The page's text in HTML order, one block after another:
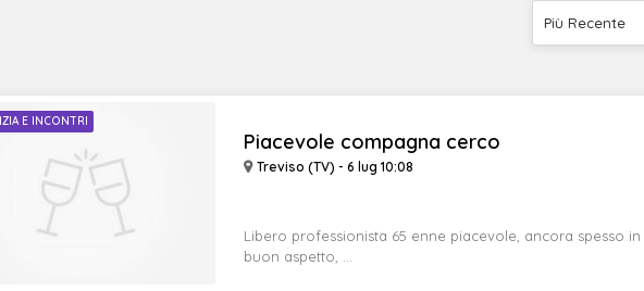
Più Recente
E INCONTRI
Piacevole compagna cerco
Treviso (TV) - 6 lug 10:08
Libero professionista 65 enne piacevole, ancora spesso
buon aspetto, ...